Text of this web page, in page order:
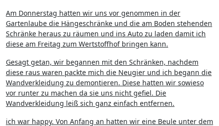
Am Donnerstag hatten wir uns vor genommen in der
Gartenlaube die Hängeschränke und die am Boden stehenden
Schränke heraus zu räumen und ins Auto zu laden damit ich
diese am Freitag zum Wertstoffhof bringen kann.
Gesagt getan, wir begannen mit den Schränken, nachdem
diese raus waren packte mich die Neugier und ich begann die
Wandverkleidung zu demontieren. Diese hatten wir sowieso
vor runter zu machen da sie uns nicht gefiel. Die
Wandverkleidung leiß sich ganz einfach entfernen.
ich war happy. Von Anfang an hatten wir eine Beule unter dem